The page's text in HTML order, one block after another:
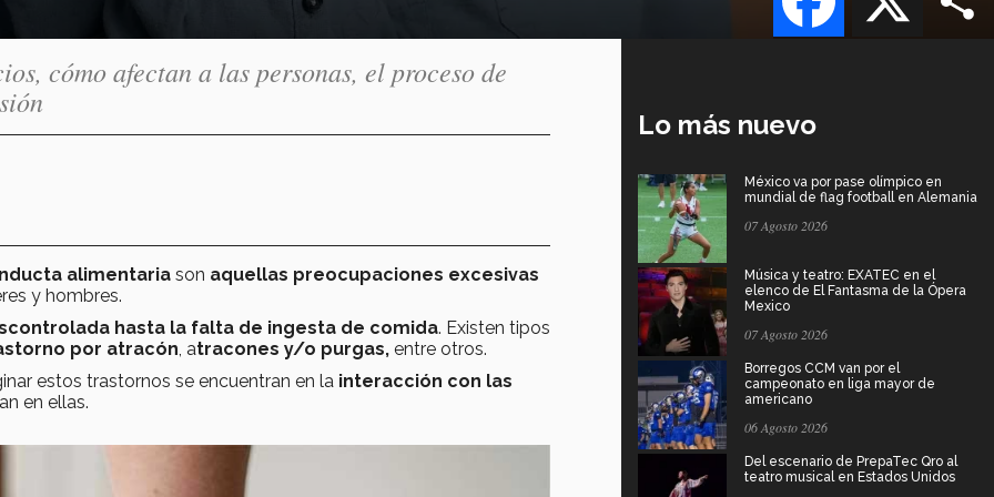
cómo afectan a las personas, el proceso de
alimentaria son aquellas preocupaciones excesivas
y hombres.
hasta la falta de ingesta de comida. Existen tipos
por atracón , atracones y/o purgas, entre otros.
estos trastornos se encuentran en la interacción con las
en ellas.
Lo más nuevo
México va por pase olímpico en
mundial de flag football en Alemania
07 Agosto 2026
Música y teatro: EXATEC en el
elenco de El Fantasma de la Ópera
Mexico
07 Agosto 2026
Borregos CCM van por el
campeonato en liga mayor de
americano
06 Agosto 2026
Del escenario de PrepaTec Qro al
teatro musical en Estados Unidos